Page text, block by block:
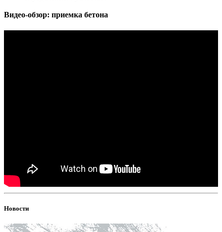
Видео-обзор: приемка бетона
Новости